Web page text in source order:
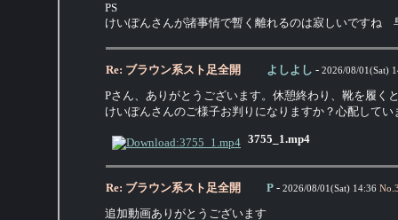
PS
けいぽんさんが諸事情で暫く離れるのは寂しいですね
Re: ブラウン系スト足全開 よしよし - 2026/08/01(Sat)
Pさん、ありがとうございます。休憩終わり、靴を履く
けいぽんさんのご様子お判りになりますか？心配してい
3755_1.mp4
Re: ブラウン系スト足全開 P - 2026/08/01(Sat) 14:36 No.
追加動画ありがとうございます